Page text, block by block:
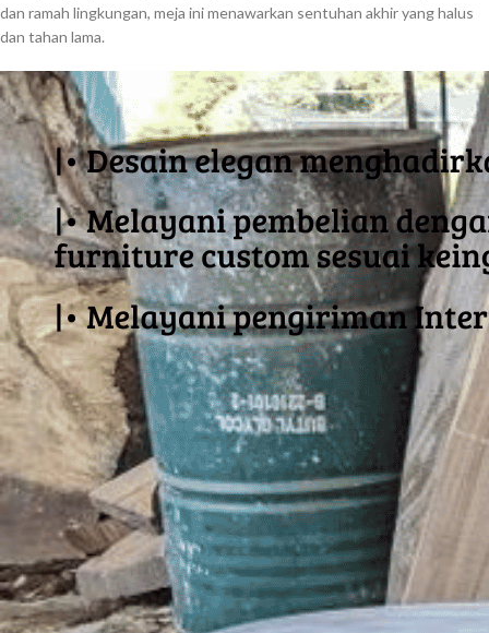
dan ramah lingkungan, meja ini menawarkan sentuhan akhir yang halus
dan tahan lama.